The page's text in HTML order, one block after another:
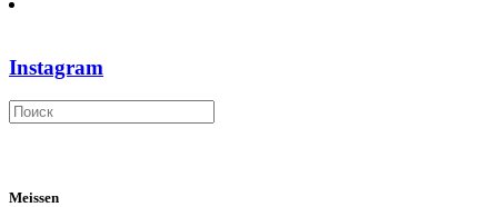
Instagram
Meissen